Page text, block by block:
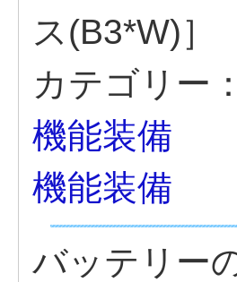
ス(B3*W)］
カテゴリー：
機能装備
機能装備
バッテリー